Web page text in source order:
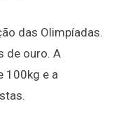
das Olimpíadas.
de ouro. A
100kg e a